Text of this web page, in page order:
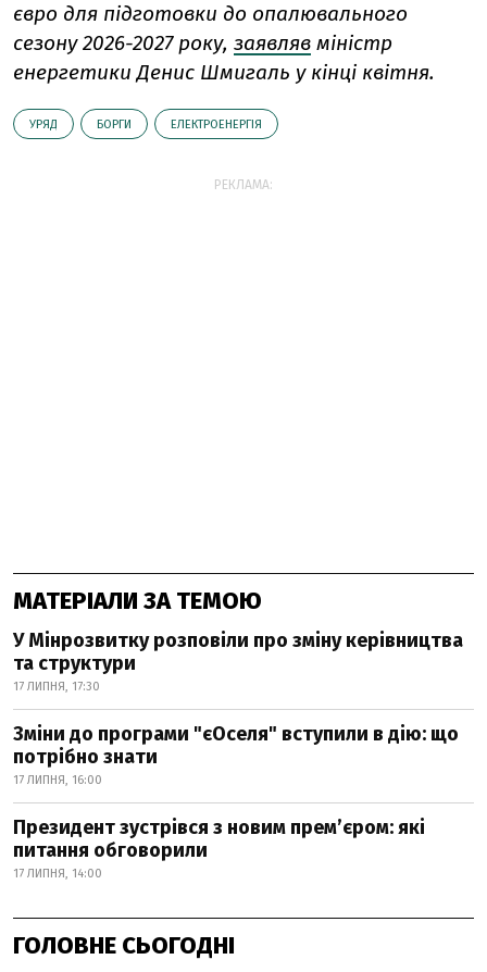
євро для підготовки до опалювального
сезону 2026-2027 року, заявляв міністр
енергетики Денис Шмигаль у кінці квітня.
УРЯД БОРГИ ЕЛЕКТРОЕНЕРГІЯ
РЕКЛАМА:
МАТЕРІАЛИ ЗА ТЕМОЮ
У Мінрозвитку розповіли про зміну керівництва
та структури
17 ЛИПНЯ, 17:30
Зміни до програми "єОселя" вступили в дію: що
потрібно знати
17 ЛИПНЯ, 16:00
Президент зустрівся з новим прем’єром: які
питання обговорили
17 ЛИПНЯ, 14:00
ГОЛОВНЕ СЬОГОДНІ